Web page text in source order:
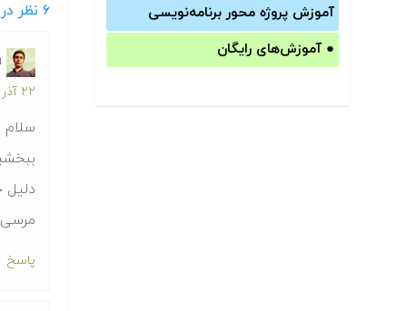
آموزش‌ پروژه محور برنامه‌نویسی
● آموزش‌های رایگان
۶ نظر
۲۲ آذر ۱۳۹۲ در ۴:۵۷ ق.ظ
سلام
دلیل
مرسی
پاسخ